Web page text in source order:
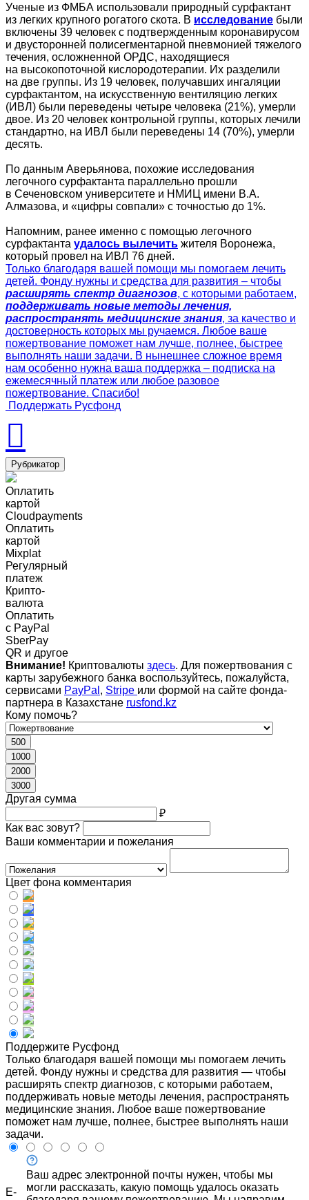
Ученые из ФМБА использовали природный сурфактант
из легких крупного рогатого скота. В исследование были
включены 39 человек с подтвержденным коронавирусом
и двусторонней полисегментарной пневмонией тяжелого
течения, осложненной ОРДС, находящиеся
на высокопоточной кислородотерапии. Их разделили
на две группы. Из 19 человек, получавших ингаляции
сурфактантом, на искусственную вентиляцию легких
(ИВЛ) были переведены четыре человека (21%), умерли
двое. Из 20 человек контрольной группы, которых лечили
стандартно, на ИВЛ были переведены 14 (70%), умерли
десять.
По данным Аверьянова, похожие исследования
легочного сурфактанта параллельно прошли
в Сеченовском университете и НМИЦ имени В.А.
Алмазова, и «цифры совпали» с точностью до 1%.
Напомним, ранее именно с помощью легочного
сурфактанта удалось вылечить жителя Воронежа,
который провел на ИВЛ 76 дней.
Только благодаря вашей помощи мы помогаем лечить
детей. Фонду нужны и средства для развития – чтобы
расширять спектр диагнозов, с которыми работаем,
поддерживать новые методы лечения,
распространять медицинские знания, за качество и
достоверность которых мы ручаемся. Любое ваше
пожертвование поможет нам лучше, полнее, быстрее
выполнять наши задачи. В нынешнее сложное время
нам особенно нужна ваша поддержка – подписка на
ежемесячный платеж или любое разовое
пожертвование. Спасибо!
Поддержать Русфонд
Рубрикатор
Оплатить
картой
Cloudpayments
Оплатить
картой
Mixplat
Регулярный
платеж
Крипто-
валюта
Оплатить
c PayPal
SberPay
QR и другое
Внимание! Криптовалюты здесь. Для пожертвования с
карты зарубежного банка воспользуйтесь, пожалуйста,
сервисами PayPal , Stripe или формой на сайте фонда-
партнера в Казахстане rusfond.kz
Кому помочь?
500
1000
2000
3000
Другая сумма
₽
Как вас зовут?
Ваши комментарии и пожелания
Цвет фона комментария
Поддержите Русфонд
Только благодаря вашей помощи мы помогаем лечить
детей. Фонду нужны и средства для развития — чтобы
расширять спектр диагнозов, с которыми работаем,
поддерживать новые методы лечения, распространять
медицинские знания. Любое ваше пожертвование
поможет нам лучше, полнее, быстрее выполнять наши
задачи.
E-
Ваш адрес электронной почты нужен, чтобы мы
могли рассказать, какую помощь удалось оказать